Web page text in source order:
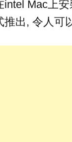
intel Mac上
推出, 令人可